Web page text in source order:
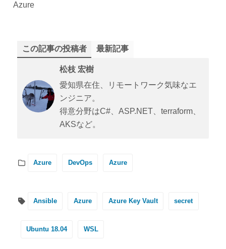
Azure
この記事の投稿者 最新記事
松枝 宏樹
愛知県在住、リモートワーク気味なエ
ンジニア。
得意分野はC#、ASP.NET、terraform、
AKSなど。
Azure DevOps Azure
Ansible Azure Azure Key Vault secret
Ubuntu 18.04 WSL